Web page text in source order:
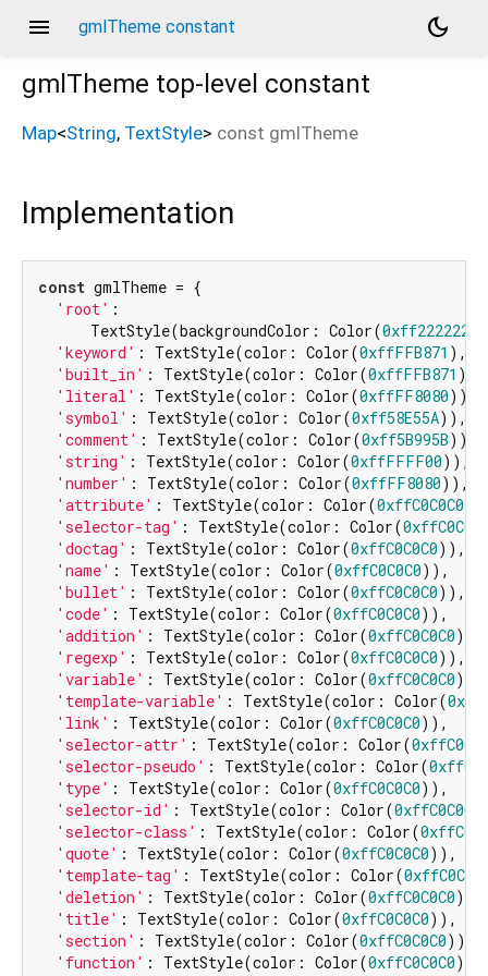
menu gmlTheme constant
dark_mode
gmlTheme top-level constant
Map<String, TextStyle> const gmlTheme
Implementation
const gmlTheme = {
'root' :
      TextStyle(backgroundColor: Color(
0xff222222
'keyword' : TextStyle(color: Color(0xffFFB871 ),
'built_in' : TextStyle(color: Color(0xffFFB871 )),
'literal' : TextStyle(color: Color(0xffFF8080)),
'symbol' : TextStyle(color: Color(0xff58E55A)),
'comment' : TextStyle(color: Color(0xff5B995B)),
'string' : TextStyle(color: Color(0xffFFFF00)),
'number' : TextStyle(color: Color(0xffFF8080)),
'attribute' : TextStyle(color: Color(0xffC0C0C0
'selector-tag' : TextStyle(color: Color(
'doctag' : TextStyle(color: Color(0xffC0C0C0)),
'name' : TextStyle(color: Color(0xffC0C0C0)),
'bullet' : TextStyle(color: Color(0xffC0C0C0)),
'code' : TextStyle(color: Color(0xffC0C0C0)),
'addition' : TextStyle(color: Color(0xffC0C0C0)),
'regexp' : TextStyle(color: Color(0xffC0C0C0)),
'variable' : TextStyle(color: Color(0xffC0C0C0)),
'template-variable' : TextStyle(color: Color(
'link' : TextStyle(color: Color(0xffC0C0C0)),
'selector-attr' : TextStyle(color: Color(
'selector-pseudo' : TextStyle(color: Color(
'type' : TextStyle(color: Color(0xffC0C0C0)),
'selector-id' : TextStyle(color: Color(0xffC0C0C0
'selector-class' : TextStyle(color: Color(
'quote' : TextStyle(color: Color(0xffC0C0C0)),
'template-tag' : TextStyle(color: Color(
'deletion' : TextStyle(color: Color(0xffC0C0C0)),
'title' : TextStyle(color: Color(0xffC0C0C0)),
'section' : TextStyle(color: Color(0xffC0C0C0)),
'function' : TextStyle(color: Color(0xffC0C0C0)),